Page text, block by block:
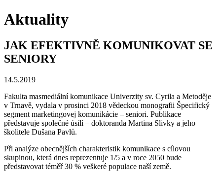
Aktuality
JAK EFEKTIVNĚ KOMUNIKOVAT SE
SENIORY
14.5.2019
Fakulta masmediální komunikace Univerzity sv. Cyrila a Metoděje
v Trnavě, vydala v prosinci 2018 vědeckou monografii Špecifický
segment marketingovej komunikácie – seniori. Publikace
představuje společné úsilí – doktoranda Martina Slivky a jeho
školitele Dušana Pavlů.
Při analýze obecnějších charakteristik komunikace s cílovou
skupinou, která dnes reprezentuje 1/5 a v roce 2050 bude
představovat téměř 30 % veškeré populace naší země.